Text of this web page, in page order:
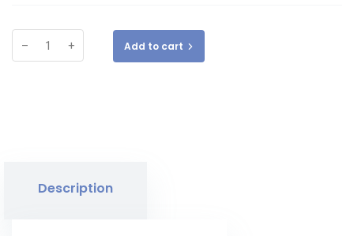
– + Add to cart
Description